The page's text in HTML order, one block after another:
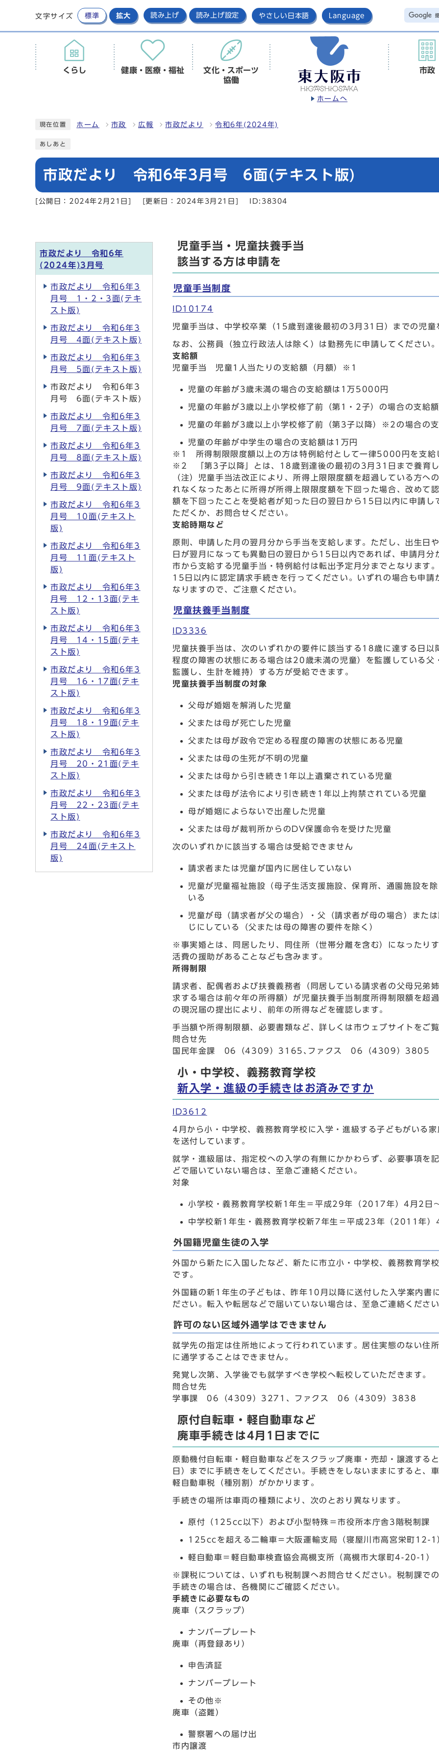
文字サイズ 標準 拡大 読み上げ 読み上げ設定 やさしい日本語 Language
ホームへ
くらし 健康・医療・福祉
文化・スポーツ
協働
市政
現在位置 ホーム 市政 広報 市政だより 令和6年(2024年)
あしあと
市政だより 令和6年3月号 6面(テキスト版)
[公開日：2024年2月21日] [更新日：2024年3月21日] ID:38304
児童手当・児童扶養手当
該当する方は申請を
児童手当制度
ID10174
児童手当は、中学校卒業（15歳到達後最初の3月31日）までの児童
なお、公務員（独立行政法人は除く）は勤務先に申請してください。
支給額
児童手当 児童1人当たりの支給額（月額）※1
児童の年齢が3歳未満の場合の支給額は1万5000円
児童の年齢が3歳以上小学校修了前（第1・2子）の場合の支給
児童の年齢が3歳以上小学校修了前（第3子以降）※2の場合の
児童の年齢が中学生の場合の支給額は1万円
※1 所得制限限度額以上の方は特例給付として一律5000円を支給
※2 「第3子以降」とは、18歳到達後の最初の3月31日まで養育し
（注）児童手当法改正により、所得上限限度額を超過している方へ
れなくなったあとに所得が所得上限限度額を下回った場合、改めて
額を下回ったことを受給者が知った日の翌日から15日以内に申請し
ただくか、お問合せください。
支給時期など
原則、申請した月の翌月分から手当を支給します。ただし、出生日
日が翌月になっても異動日の翌日から15日以内であれば、申請月分
市から支給する児童手当・特例給付は転出予定月分までとなります
15日以内に認定請求手続きを行ってください。いずれの場合も申請
なりますので、ご注意ください。
児童扶養手当制度
ID3336
児童扶養手当は、次のいずれかの要件に該当する18歳に達する日
程度の障害の状態にある場合は20歳未満の児童）を監護している父
監護し、生計を維持）する方が受給できます。
児童扶養手当制度の対象
父母が婚姻を解消した児童
父または母が死亡した児童
父または母が政令で定める程度の障害の状態にある児童
父または母の生死が不明の児童
父または母から引き続き1年以上遺棄されている児童
父または母が法令により引き続き1年以上拘禁されている児童
母が婚姻によらないで出産した児童
父または母が裁判所からのDV保護命令を受けた児童
次のいずれかに該当する場合は受給できません
請求者または児童が国内に居住していない
児童が児童福祉施設（母子生活支援施設、保育所、通園施設を
いる
児童が母（請求者が父の場合）・父（請求者が母の場合）また
じにしている（父または母の障害の要件を除く）
※事実婚とは、同居したり、同住所（世帯分離を含む）になったり
活費の援助があることなども含みます。
所得制限
請求者、配偶者および扶養義務者（同居している請求者の父母兄弟
求する場合は前々年の所得額）が児童扶養手当制度所得制限額を超
の現況届の提出により、前年の所得などを確認します。
手当額や所得制限額、必要書類など、詳しくは市ウェブサイトをご
問合せ先
国民年金課 06（4309）3165､ファクス 06（4309）3805
小・中学校、義務教育学校
新入学・進級の手続きはお済みですか
ID3612
4月から小・中学校、義務教育学校に入学・進級する子どもがいる
を送付しています。
就学・進級届は、指定校への入学の有無にかかわらず、必要事項を
どで届いていない場合は、至急ご連絡ください。
対象
小学校・義務教育学校新1年生＝平成29年（2017年）4月2日
中学校新1年生・義務教育学校新7年生＝平成23年（2011年
外国籍児童生徒の入学
外国から新たに入国したなど、新たに市立小・中学校、義務教育学
です。
外国籍の新1年生の子どもは、昨年10月以降に送付した入学案内書
ださい。転入や転居などで届いていない場合は、至急ご連絡ください
許可のない区域外通学はできません
就学先の指定は住所地によって行われています。居住実態のない住
に通学することはできません。
発覚し次第、入学後でも就学すべき学校へ転校していただきます。
問合せ先
学事課 06（4309）3271、ファクス 06（4309）3838
原付自転車・軽自動車など
廃車手続きは4月1日までに
原動機付自転車・軽自動車などをスクラップ廃車・売却・譲渡する
日）までに手続きをしてください。手続きをしないままにすると、
軽自動車税（種別割）がかかります。
手続きの場所は車両の種類により、次のとおり異なります。
原付（125cc以下）および小型特殊＝市役所本庁舎3階税制課
125ccを超える二輪車＝大阪運輸支局（寝屋川市高宮栄町
軽自動車＝軽自動車検査協会高槻支所（高槻市大塚町4-20-
※課税については、いずれも税制課へお問合せください。税制課で
手続きの場合は、各機関にご確認ください。
手続きに必要なもの
廃車（スクラップ）
ナンバープレート
廃車（再登録あり）
申告済証
ナンバープレート
その他※
廃車（盗難）
警察署への届け出
市内譲渡
市政だより 令和6年
(2024年)3月号
市政だより 令和6年3
月号 1・2・3面(テキ
スト版)
市政だより 令和6年3
月号 4面(テキスト版)
市政だより 令和6年3
月号 5面(テキスト版)
市政だより 令和6年3
月号 6面(テキスト版)
市政だより 令和6年3
月号 7面(テキスト版)
市政だより 令和6年3
月号 8面(テキスト版)
市政だより 令和6年3
月号 9面(テキスト版)
市政だより 令和6年3
月号 10面(テキスト
版)
市政だより 令和6年3
月号 11面(テキスト
版)
市政だより 令和6年3
月号 12・13面(テキ
スト版)
市政だより 令和6年3
月号 14・15面(テキ
スト版)
市政だより 令和6年3
月号 16・17面(テキ
スト版)
市政だより 令和6年3
月号 18・19面(テキ
スト版)
市政だより 令和6年3
月号 20・21面(テキ
スト版)
市政だより 令和6年3
月号 22・23面(テキ
スト版)
市政だより 令和6年3
月号 24面(テキスト
版)